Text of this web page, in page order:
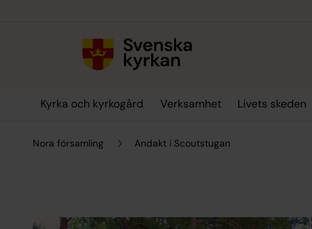
Kyrka och kyrkogård Verksamhet Livets skeden
Nora församling Andakt i Scoutstugan